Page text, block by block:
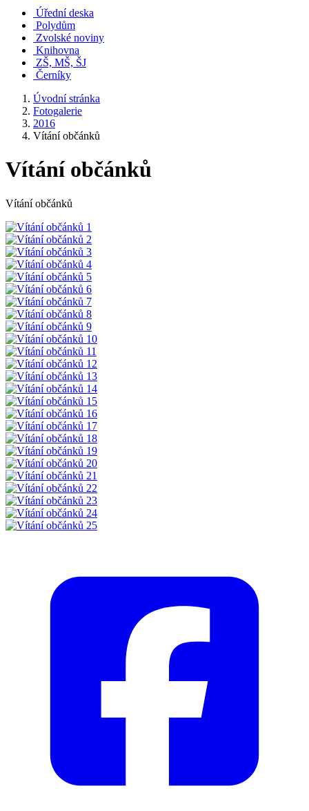
Úřední deska
Polydům
Zvolské noviny
Knihovna
ZŠ, MŠ, ŠJ
Černíky
Úvodní stránka
Fotogalerie
2016
Vítání občánků
Vítání občánků
Vítání občánků